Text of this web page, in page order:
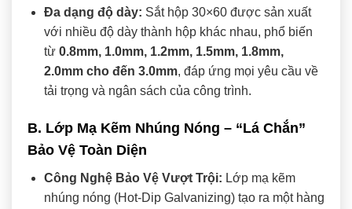
Đa dạng độ dày: Sắt hộp 30×60 được sản xuất
với nhiều độ dày thành hộp khác nhau, phổ biến
từ 0.8mm, 1.0mm, 1.2mm, 1.5mm, 1.8mm,
2.0mm cho đến 3.0mm, đáp ứng mọi yêu cầu về
tải trọng và ngân sách của công trình.
B. Lớp Mạ Kẽm Nhúng Nóng – “Lá Chắn”
Bảo Vệ Toàn Diện
Công Nghệ Bảo Vệ Vượt Trội: Lớp mạ kẽm
nhúng nóng (Hot-Dip Galvanizing) tạo ra một hàng